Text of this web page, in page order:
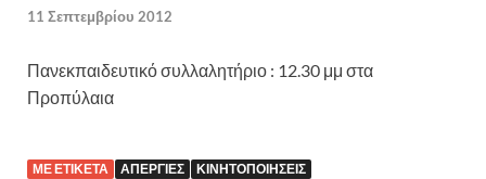
11 Σεπτεμβρίου 2012
Πανεκπαιδευτικό συλλαλητήριο : 12.30 μμ στα
Προπύλαια
ΜΕ ΕΤΙΚΈΤΑ ΑΠΕΡΓΊΕΣ ΚΙΝΗΤΟΠΟΙΉΣΕΙΣ